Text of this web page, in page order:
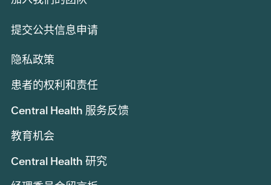
提交公共信息申请
隐私政策
患者的权利和责任
Central Health 服务反馈
教育机会
Central Health 研究